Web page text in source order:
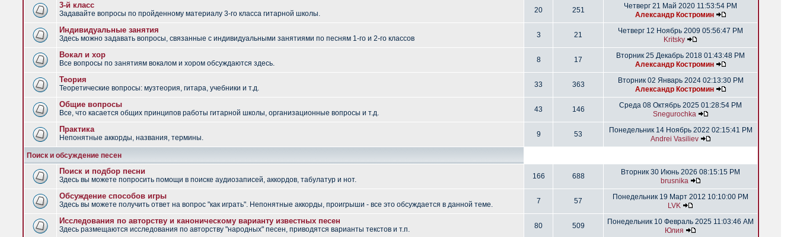
3-й класс
Задавайте вопросы по пройденному материалу 3-го класса гитарной школы. 20 251
Четверг 21 Май 2020 11:53:54 PM
Александр Костромин
Индивидуальные занятия
Здесь можно задавать вопросы, связанные с индивидуальными занятиями по песням 1-го и 2-го классов 3 21
Четверг 12 Ноябрь 2009 05:56:47 PM
Kritsky
Вокал и хор
Все вопросы по занятиям вокалом и хором обсуждаются здесь. 8 17
Вторник 25 Декабрь 2018 01:43:48 PM
Александр Костромин
Теория
Теоретические вопросы: музтеория, гитара, учебники и т.д. 33 363
Вторник 02 Январь 2024 02:13:30 PM
Александр Костромин
Общие вопросы
Все, что касается общих принципов работы гитарной школы, организационные вопросы и т.д. 43 146
Среда 08 Октябрь 2025 01:28:54 PM
Snegurochka
Практика
Непонятные аккорды, названия, термины. 9 53
Понедельник 14 Ноябрь 2022 02:15:41 PM
Andrei Vasiliev
Поиск и обсуждение песен
Поиск и подбор песни
Здесь вы можете попросить помощи в поиске аудиозаписей, аккордов, табулатур и нот. 166 688
Вторник 30 Июнь 2026 08:15:15 PM
brusnika
Обсуждение способов игры
Здесь вы можете получить ответ на вопрос "как играть". Непонятные аккорды, проигрыши - все это обсуждается в данной теме. 7 57
Понедельник 19 Март 2012 10:10:00 PM
LVK
Исследования по авторству и каноническому варианту известных песен
Здесь размещаются исследования по авторству "народных" песен, приводятся варианты текстов и т.п. 80 509
Понедельник 10 Февраль 2025 11:03:46 AM
Юлия